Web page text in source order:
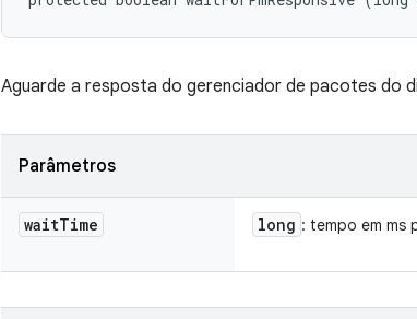
Aguarde a resposta do gerenciador de pacotes do
Parâmetros
waitTime long : tempo em ms